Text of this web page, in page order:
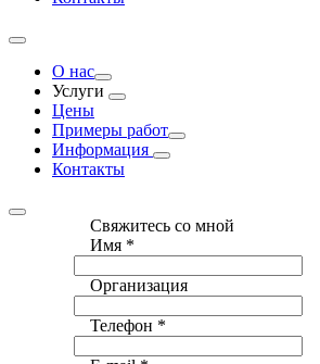
О нас
Услуги
Цены
Примеры работ
Информация
Контакты
Свяжитесь со мной
Имя *
Организация
Телефон *